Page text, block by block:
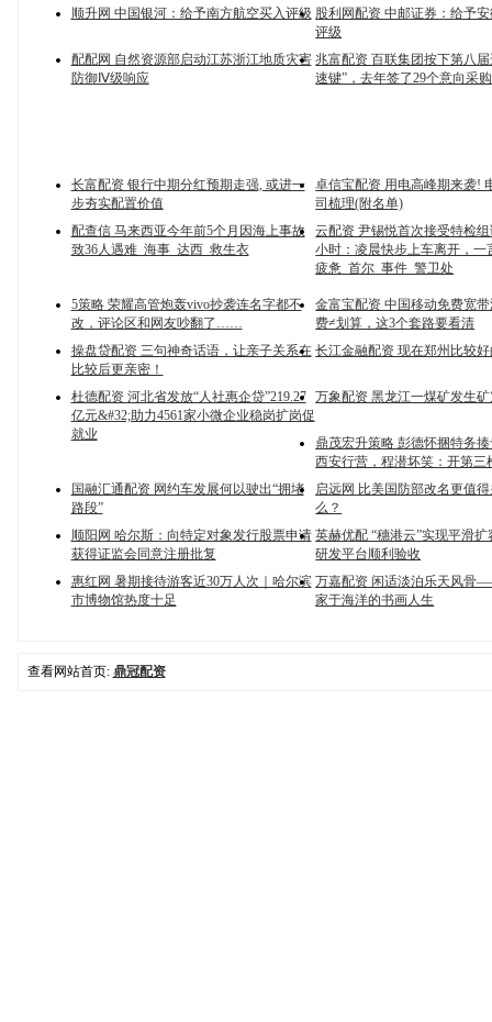
顺升网 中国银河：给予南方航空买入评级 股利网配资 中邮证券：给予
评级
配配网 自然资源部启动江苏浙江地质灾害
防御Ⅳ级响应
兆富配资 百联集团按下第八
速键”，去年签了29个意向采
长富配资 银行中期分红预期走强, 或进一
步夯实配置价值
卓信宝配资 用电高峰期来袭!
司梳理(附名单)
配查信 马来西亚今年前5个月因海上事故
致36人遇难_海事_达西_救生衣
云配资 尹锡悦首次接受特检
小时：凌晨快步上车离开，一
疲惫_首尔_事件_警卫处
5策略 荣耀高管炮轰vivo抄袭连名字都不
改，评论区和网友吵翻了……
金富宝配资 中国移动免费宽
费≠划算，这3个套路要看清
操盘贷配资 三句神奇话语，让亲子关系在
比较后更亲密！
长江金融配资 现在郑州比较
杜德配资 河北省发放“人社惠企贷”219.27
亿元&#32;助力4561家小微企业稳岗扩岗促
就业
万象配资 黑龙江一煤矿发生
鼎茂宏升策略 彭德怀捆特务
西安行营，程潜坏笑：开第三
国融汇通配资 网约车发展何以驶出“拥堵
路段”
启远网 比美国防部改名更值
么？
顺阳网 哈尔斯：向特定对象发行股票申请
获得证监会同意注册批复
英赫优配 “穗港云”实现平滑
研发平台顺利验收
惠红网 暑期接待游客近30万人次｜哈尔滨
市博物馆热度十足
万嘉配资 闲适淡泊乐天风骨
家于海洋的书画人生
查看网站首页: 鼎冠配资